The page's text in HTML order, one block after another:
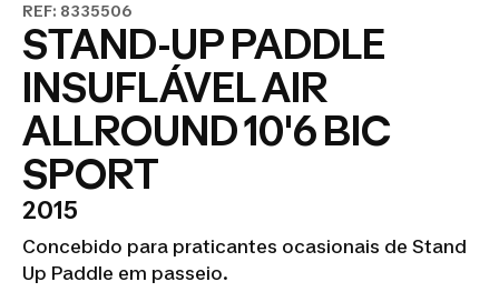
REF: 8335506
STAND-UP PADDLE
INSUFLÁVEL AIR
ALLROUND 10'6 BIC
SPORT
2015
Concebido para praticantes ocasionais de Stand
Up Paddle em passeio.